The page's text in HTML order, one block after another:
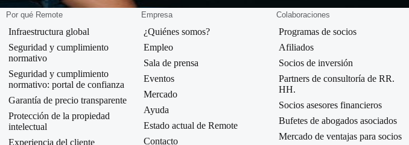
Por qué Remote
Infraestructura global
Seguridad y cumplimiento
normativo
Seguridad y cumplimiento
normativo: portal de confianza
Garantía de precio transparente
Protección de la propiedad
intelectual
Experiencia del cliente
Empresa
¿Quiénes somos?
Empleo
Sala de prensa
Eventos
Mercado
Ayuda
Estado actual de Remote
Contacto
Colaboraciones
Programas de socios
Afiliados
Socios de inversión
Partners de consultoría de RR.
HH.
Socios asesores financieros
Bufetes de abogados asociados
Mercado de ventajas para socios